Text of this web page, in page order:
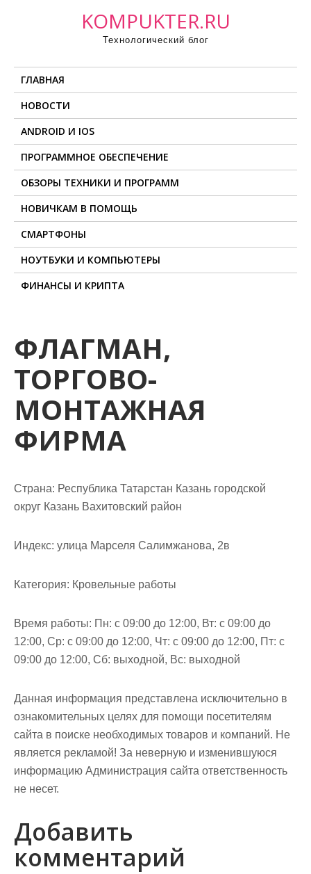
KOMPUKTER.RU
Технологический блог
ГЛАВНАЯ
НОВОСТИ
ANDROID И IOS
ПРОГРАММНОЕ ОБЕСПЕЧЕНИЕ
ОБЗОРЫ ТЕХНИКИ И ПРОГРАММ
НОВИЧКАМ В ПОМОЩЬ
СМАРТФОНЫ
НОУТБУКИ И КОМПЬЮТЕРЫ
ФИНАНСЫ И КРИПТА
ФЛАГМАН,
ТОРГОВО-
МОНТАЖНАЯ
ФИРМА
Страна: Республика Татарстан Казань городской
округ Казань Вахитовский район
Индекс: улица Марселя Салимжанова, 2в
Категория: Кровельные работы
Время работы: Пн: с 09:00 до 12:00, Вт: с 09:00 до
12:00, Ср: с 09:00 до 12:00, Чт: с 09:00 до 12:00, Пт: с
09:00 до 12:00, Сб: выходной, Вс: выходной
Данная информация представлена исключительно в
ознакомительных целях для помощи посетителям
сайта в поиске необходимых товаров и компаний. Не
является рекламой! За неверную и изменившуюся
информацию Администрация сайта ответственность
не несет.
Добавить
комментарий